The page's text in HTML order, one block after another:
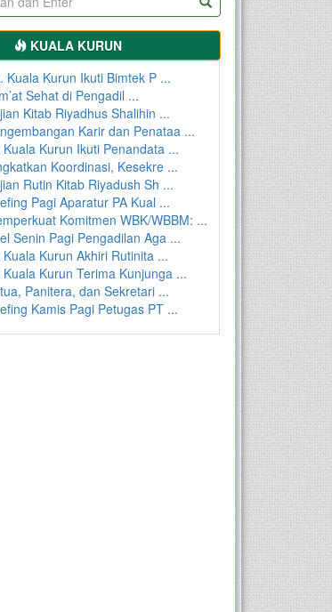
KUALA KURUN
Kuala Kurun Ikuti Bimtek P ...
Sehat di Pengadil ...
Kitab Riyadhus Shalihin ...
Karir dan Penataa ...
Kuala Kurun Ikuti Penandata ...
Koordinasi, Kesekre ...
Rutin Kitab Riyadush Sh ...
Pagi Aparatur PA Kual ...
Komitmen WBK/WBBM: ...
Senin Pagi Pengadilan Aga ...
Kuala Kurun Akhiri Rutinita ...
Kuala Kurun Terima Kunjunga ...
Panitera, dan Sekretari ...
Kamis Pagi Petugas PT ...